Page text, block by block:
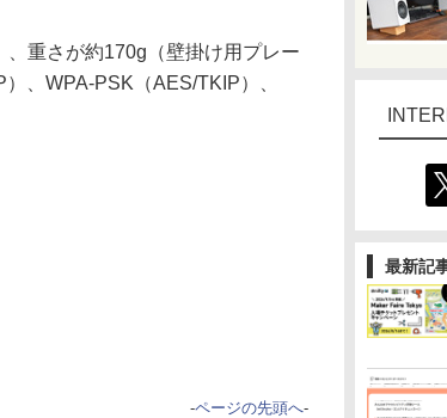
最新記
重さが約170g（壁掛け用プレー
、WPA-PSK（AES/TKIP）、
-ページの先頭へ-